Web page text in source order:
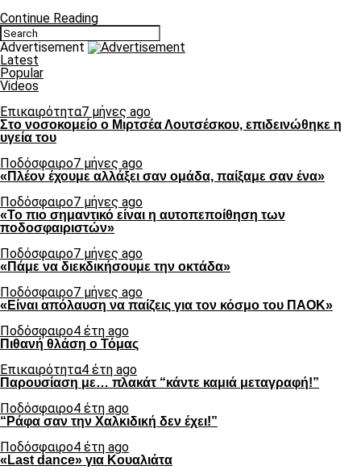
Continue Reading
Advertisement
Latest
Popular
Videos
Επικαιρότητα7 μήνες ago
Στο νοσοκομείο ο Μιρτσέα Λουτσέσκου, επιδεινώθηκε η
υγεία του
Ποδόσφαιρο7 μήνες ago
«Πλέον έχουμε αλλάξει σαν ομάδα, παίξαμε σαν ένα»
Ποδόσφαιρο7 μήνες ago
«Το πιο σημαντικό είναι η αυτοπεποίθηση των
ποδοσφαιριστών»
Ποδόσφαιρο7 μήνες ago
«Πάμε να διεκδικήσουμε την οκτάδα»
Ποδόσφαιρο7 μήνες ago
«Είναι απόλαυση να παίζεις για τον κόσμο του ΠΑΟΚ»
Ποδόσφαιρο4 έτη ago
Πιθανή θλάση ο Τόμας
Επικαιρότητα4 έτη ago
Παρουσίαση με… πλακάτ “κάντε καμιά μεταγραφή!”
Ποδόσφαιρο4 έτη ago
“Ράφα σαν την Χαλκιδική δεν έχει!”
Ποδόσφαιρο4 έτη ago
«Last dance» για Κουαλιάτα